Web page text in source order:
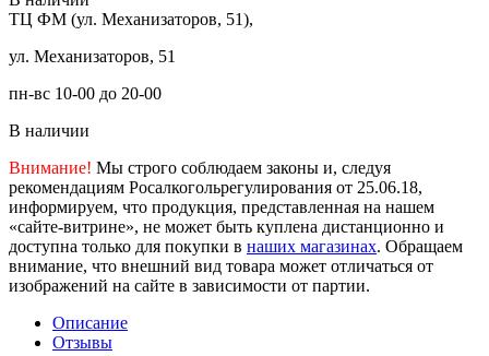
ТЦ ФМ (ул. Механизаторов, 51),
ул. Механизаторов, 51
пн-вс 10-00 до 20-00
В наличии
Внимание! Мы строго соблюдаем законы и, следуя
рекомендациям Росалкогольрегулирования от 25.06.18,
информируем, что продукция, представленная на нашем
«сайте-витрине», не может быть куплена дистанционно и
доступна только для покупки в наших магазинах. Обращаем
внимание, что внешний вид товара может отличаться от
изображений на сайте в зависимости от партии.
Описание
Отзывы